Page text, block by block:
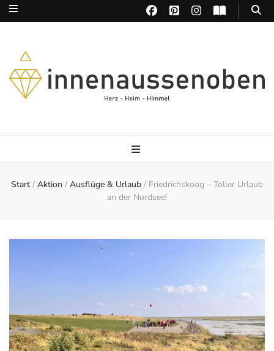
Start / Aktion / Ausflüge & Urlaub / Friedrichskoog – Toller Urlaub
an der Nordsee!